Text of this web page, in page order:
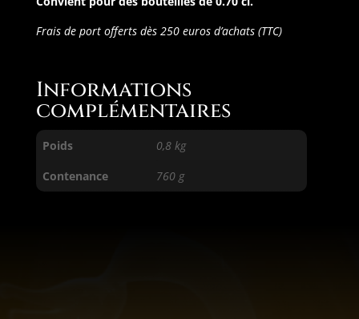
Frais de port offerts dès 250 euros d’achats (TTC)
Informations
complémentaires
Poids
0,8 kg
Contenance
760 g